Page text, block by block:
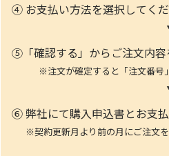
④ お支払い方法を選択してくだ
⑤「確認する」からご注文内容
※注文が確定すると「注文番号」
⑥ 弊社にて購入申込書とお支
※契約更新月より前の月にご注文